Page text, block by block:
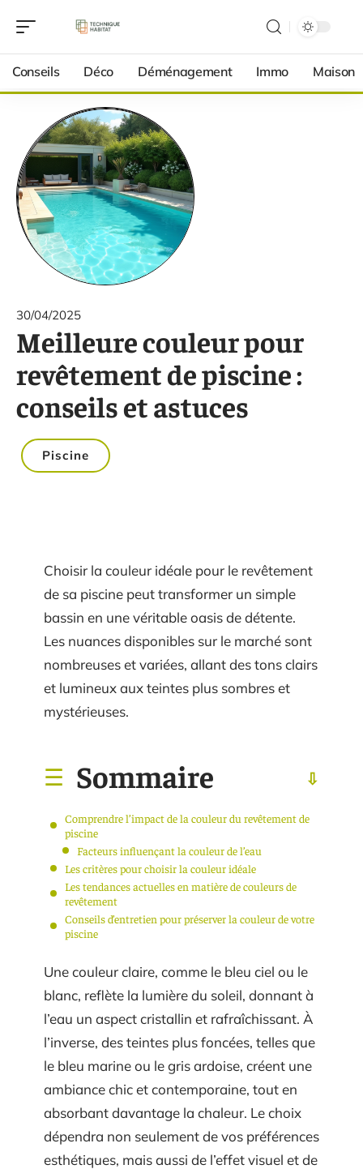
Conseils Déco Déménagement Immo Maison
30/04/2025
Meilleure couleur pour
revêtement de piscine :
conseils et astuces
Piscine
Choisir la couleur idéale pour le revêtement
de sa piscine peut transformer un simple
bassin en une véritable oasis de détente.
Les nuances disponibles sur le marché sont
nombreuses et variées, allant des tons clairs
et lumineux aux teintes plus sombres et
mystérieuses.
Sommaire
Comprendre l’impact de la couleur du revêtement de
piscine
Facteurs influençant la couleur de l’eau
Les critères pour choisir la couleur idéale
Les tendances actuelles en matière de couleurs de
revêtement
Conseils d’entretien pour préserver la couleur de votre
piscine
Une couleur claire, comme le bleu ciel ou le
blanc, reflète la lumière du soleil, donnant à
l’eau un aspect cristallin et rafraîchissant. À
l’inverse, des teintes plus foncées, telles que
le bleu marine ou le gris ardoise, créent une
ambiance chic et contemporaine, tout en
absorbant davantage la chaleur. Le choix
dépendra non seulement de vos préférences
esthétiques, mais aussi de l’effet visuel et de